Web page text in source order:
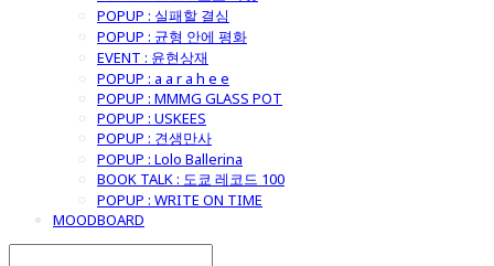
POPUP : 실패할 결심
POPUP : 균형 안에 평화
EVENT : 윤현상재
POPUP : a a r a h e e
POPUP : MMMG GLASS POT
POPUP : USKEES
POPUP : 견생만사
POPUP : Lolo Ballerina
BOOK TALK : 도쿄 레코드 100
POPUP : WRITE ON TIME
MOODBOARD